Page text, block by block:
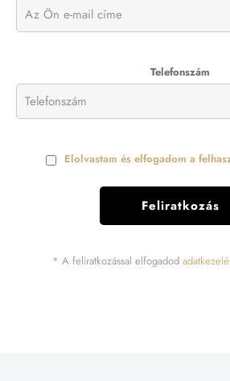
Telefonszám
Elolvastam és elfogadom a
* A feliratkozással elfogadod